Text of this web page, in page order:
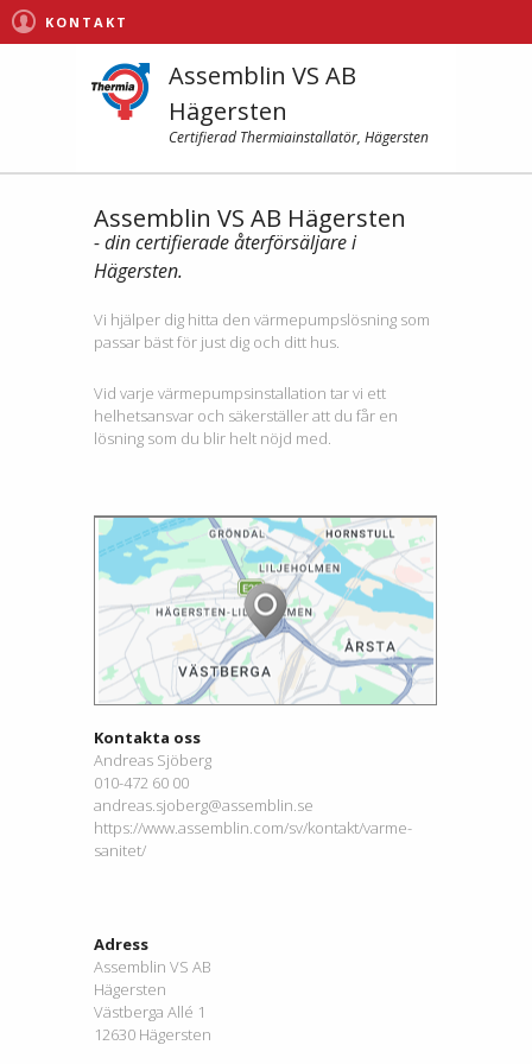
KONTAKT
Assemblin VS AB
Hägersten
Certifierad Thermiainstallatör, Hägersten
Assemblin VS AB Hägersten
- din certifierade återförsäljare i
Hägersten.
Vi hjälper dig hitta den värmepumpslösning som
passar bäst för just dig och ditt hus.
Vid varje värmepumpsinstallation tar vi ett
helhetsansvar och säkerställer att du får en
lösning som du blir helt nöjd med.
Kontakta oss
Andreas Sjöberg
010-472 60 00
andreas.sjoberg@assemblin.se
https://www.assemblin.com/sv/kontakt/varme-
sanitet/
Adress
Assemblin VS AB
Hägersten
Västberga Allé 1
12630 Hägersten